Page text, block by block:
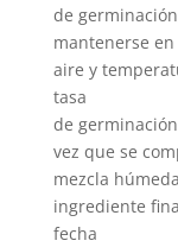
de
mantenerse
aire y
tasa
de
vez que se
mezcla
ingrediente
fecha